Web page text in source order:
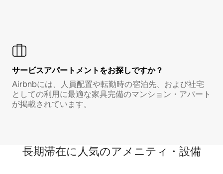
サービスアパートメントをお探しですか？
Airbnbには、人員配置や転勤時の宿泊先、および社宅
としての利用に最適な家具完備のマンション・アパート
が掲載されています。
長期滞在に人気のアメニティ・設備